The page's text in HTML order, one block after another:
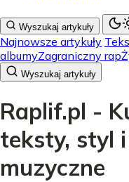
Wyszukaj artykuły
Najnowsze artykuły
albumyZagraniczny rap
Wyszukaj artykuły
Raplif.pl -
teksty, styl
muzyczne